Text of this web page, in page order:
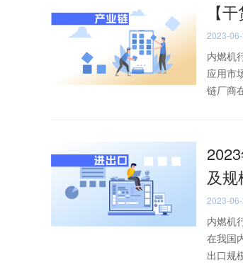
【
2023-
内燃机
应用市
链厂商
及规
2023-
内燃机
在我国
出口规